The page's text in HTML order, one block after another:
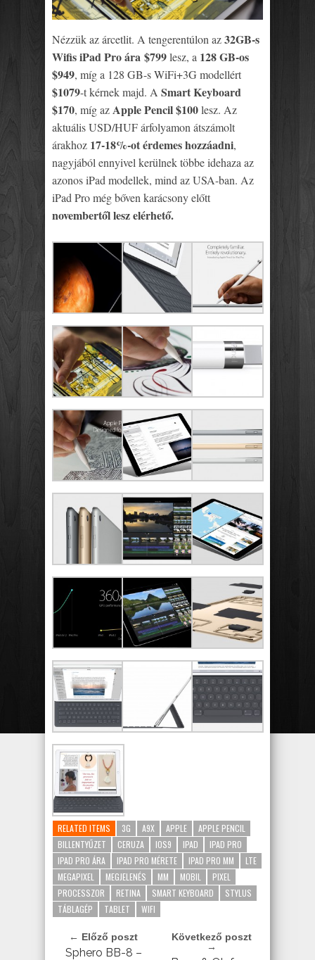
Nézzük az árcetlit. A tengerentúlon az32GB-s
Wifis iPad Pro ára $799lesz, a 128 GB-os
$949, míg a 128 GB-s WiFi+3G modellért
$1079-t kérnek majd. A Smart Keyboard
$170, míg azApple Pencil $100lesz. Az
aktuális USD/HUF árfolyamon átszámolt
árakhoz 17-18%-ot érdemes hozzáadni,
nagyjából ennyivel kerülnek többe idehaza az
azonos iPad modellek, mind az USA-ban. Az
iPad Pro még bőven karácsony előtt
novembertől lesz elérhető.
RELATED ITEMS 3G A9X APPLE
APPLE PENCIL
BILLENTYŰZET
CERUZA IOS9 IPAD
IPAD PRO
IPAD PRO ÁRA
IPAD PRO MÉRETE IPAD PRO MM
LTE
MEGAPIXEL
MEGJELENÉS MM MOBIL
PIXEL
PROCESSZOR
RETINA SMART KEYBOARD
STYLUS
TÁBLAGÉP
TABLET WIFI
← Előző poszt
Sphero BB-8 –
Következő poszt
→